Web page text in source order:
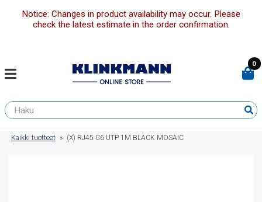
Notice: Changes in product availability may occur. Please
check the latest estimate in the order confirmation.
0
Kaikki tuotteet » (X) RJ45 C6 UTP 1M BLACK MOSAIC